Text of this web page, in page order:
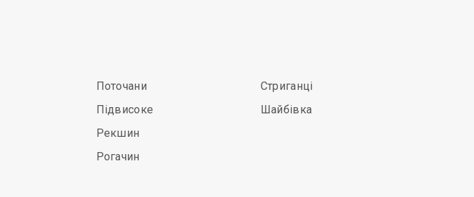
Поточани
Підвисоке
Рекшин
Рогачин
Стриганці
Шайбівка